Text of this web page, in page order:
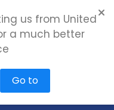
us from United
a much better
Go to